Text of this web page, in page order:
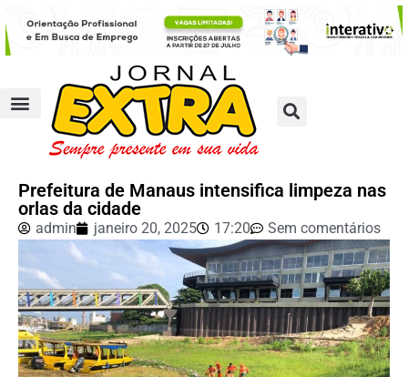
Prefeitura de Manaus intensifica limpeza nas
orlas da cidade
admin janeiro 20, 2025 17:20 Sem comentários